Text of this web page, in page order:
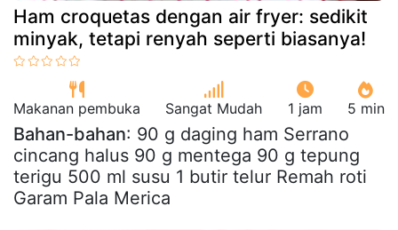
Ham croquetas dengan air fryer: sedikit
minyak, tetapi renyah seperti biasanya!
Makanan pembuka Sangat Mudah 1 jam 5 min
Bahan-bahan: 90 g daging ham Serrano
cincang halus 90 g mentega 90 g tepung
terigu 500 ml susu 1 butir telur Remah roti
Garam Pala Merica